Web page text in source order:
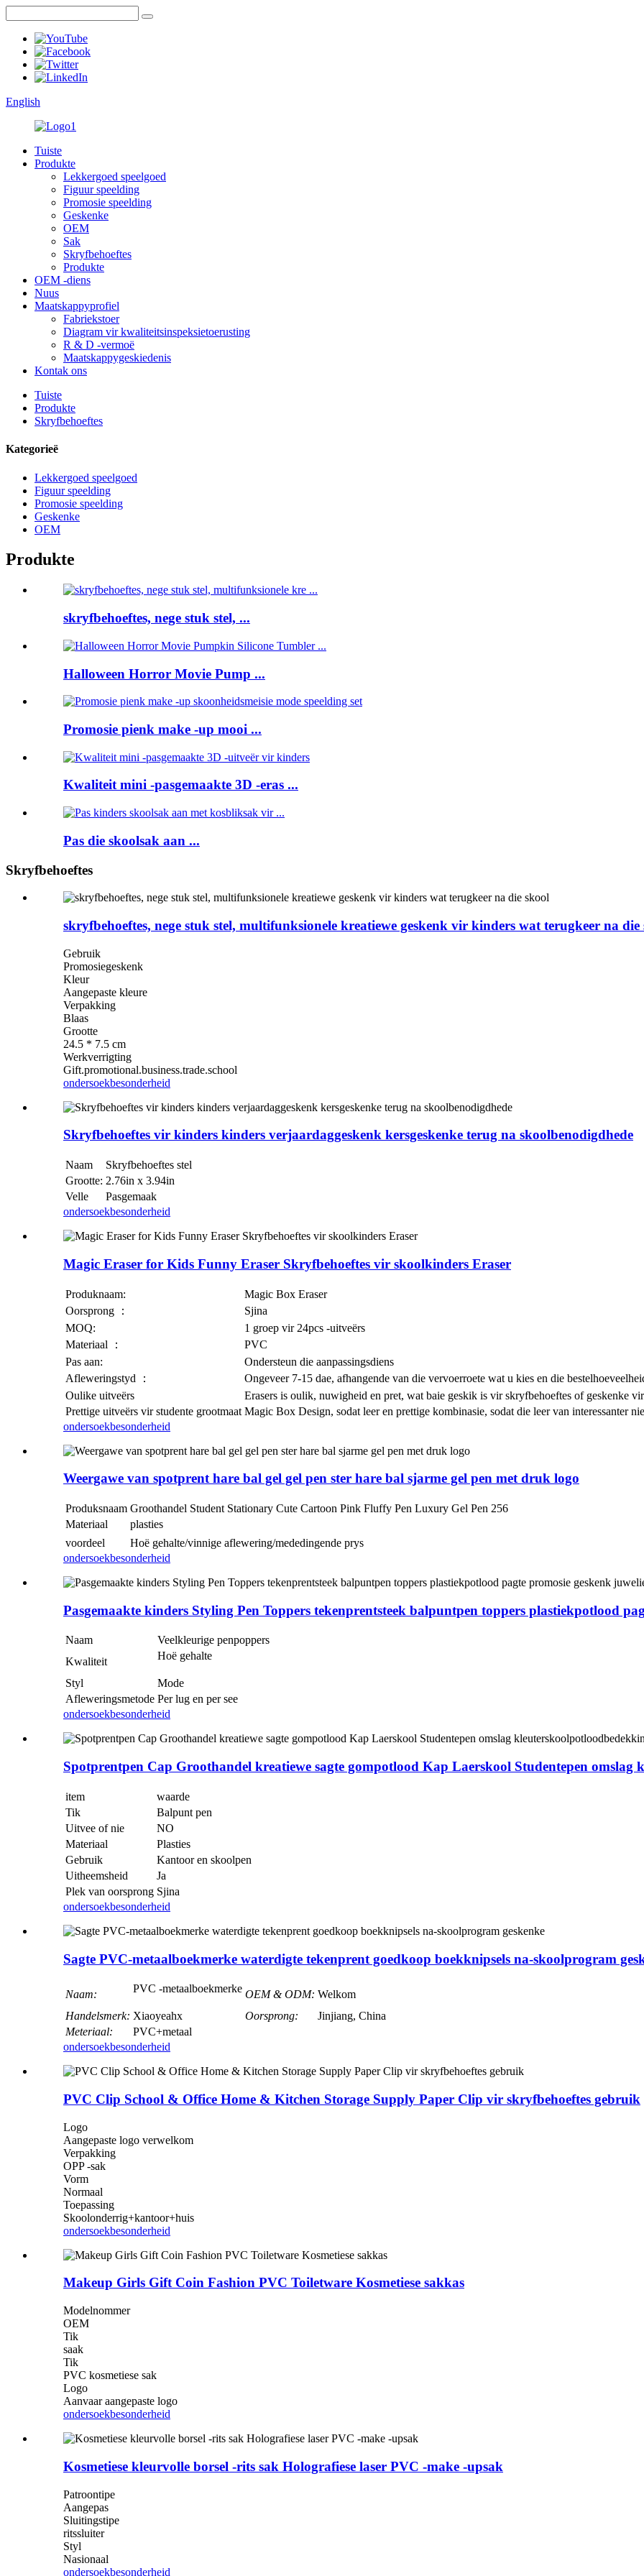
English
Tuiste
Produkte
Lekkergoed speelgoed
Figuur speelding
Promosie speelding
Geskenke
OEM
Sak
Skryfbehoeftes
Produkte
OEM -diens
Nuus
Maatskappyprofiel
Fabriekstoer
Diagram vir kwaliteitsinspeksietoerusting
R & D -vermoë
Maatskappygeskiedenis
Kontak ons
Tuiste
Produkte
Skryfbehoeftes
Kategorieë
Lekkergoed speelgoed
Figuur speelding
Promosie speelding
Geskenke
OEM
Produkte
skryfbehoeftes, nege stuk stel, ...
Halloween Horror Movie Pump ...
Promosie pienk make -up mooi ...
Kwaliteit mini -pasgemaakte 3D -eras ...
Pas die skoolsak aan ...
Skryfbehoeftes
skryfbehoeftes, nege stuk stel, multifunksionele kreatiewe geskenk vir kinders wat terugkeer na die
Gebruik
Promosiegeskenk
Kleur
Aangepaste kleure
Verpakking
Blaas
Grootte
24.5 * 7.5 cm
Werkverrigting
Gift.promotional.business.trade.school
ondersoekbesonderheid
Skryfbehoeftes vir kinders kinders verjaardaggeskenk kersgeskenke terug na skoolbenodigdhede
Naam
Skryfbehoeftes stel
Grootte: 2.76in x 3.94in
Velle
Pasgemaak
ondersoekbesonderheid
Magic Eraser for Kids Funny Eraser Skryfbehoeftes vir skoolkinders Eraser
Produknaam:
Magic Box Eraser
Oorsprong ：
Sjina
MOQ:
1 groep vir 24pcs -uitveërs
Materiaal ：
PVC
Pas aan:
Ondersteun die aanpassingsdiens
Afleweringstyd ：
Ongeveer 7-15 dae, afhangende van die vervoerroete wat u kies en die
Oulike uitveërs
Erasers is oulik, nuwigheid en pret, wat baie geskik is vir skryfbehoeftes of geskenke
Prettige uitveërs vir studente grootmaat Magic Box Design, sodat leer en prettige kombinasie, sodat die leer van interessanter
ondersoekbesonderheid
Weergawe van spotprent hare bal gel gel pen ster hare bal sjarme gel pen met druk logo
Produksnaam Groothandel Student Stationary Cute Cartoon Pink Fluffy Pen Luxury Gel Pen 256
Materiaal
plasties
voordeel
Hoë gehalte/vinnige aflewering/mededingende prys
ondersoekbesonderheid
Pasgemaakte kinders Styling Pen Toppers tekenprentsteek balpuntpen toppers plastiekpotlood
Naam
Veelkleurige penpoppers
Kwaliteit
Hoë gehalte
Styl
Mode
Afleweringsmetode Per lug en per see
ondersoekbesonderheid
Spotprentpen Cap Groothandel kreatiewe sagte gompotlood Kap Laerskool Studentepen omslag
item
waarde
Tik
Balpunt pen
Uitvee of nie
NO
Materiaal
Plasties
Gebruik
Kantoor en skoolpen
Uitheemsheid
Ja
Plek van oorsprong Sjina
ondersoekbesonderheid
Sagte PVC-metaalboekmerke waterdigte tekenprent goedkoop boekknipsels na-skoolprogram
Naam: PVC -metaalboekmerke OEM & ODM: Welkom
Handelsmerk: Xiaoyeahx Oorsprong:
Jinjiang, China
Meteriaal:
PVC+metaal
ondersoekbesonderheid
PVC Clip School & Office Home & Kitchen Storage Supply Paper Clip vir skryfbehoeftes gebruik
Logo
Aangepaste logo verwelkom
Verpakking
OPP -sak
Vorm
Normaal
Toepassing
Skoolonderrig+kantoor+huis
ondersoekbesonderheid
Makeup Girls Gift Coin Fashion PVC Toiletware Kosmetiese sakkas
Modelnommer
OEM
Tik
saak
Tik
PVC kosmetiese sak
Logo
Aanvaar aangepaste logo
ondersoekbesonderheid
Kosmetiese kleurvolle borsel -rits sak Holografiese laser PVC -make -upsak
Patroontipe
Aangepas
Sluitingstipe
ritssluiter
Styl
Nasionaal
ondersoekbesonderheid